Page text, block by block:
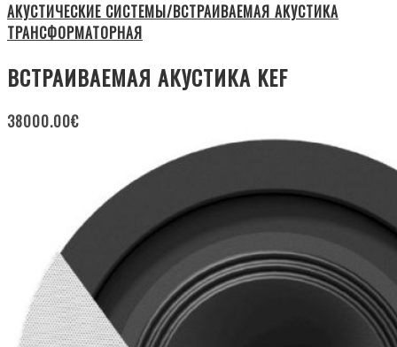
АКУСТИЧЕСКИЕ СИСТЕМЫ/ВСТРАИВАЕМАЯ АКУСТИКА
ТРАНСФОРМАТОРНАЯ
ВСТРАИВАЕМАЯ АКУСТИКА KEF
38000.00€